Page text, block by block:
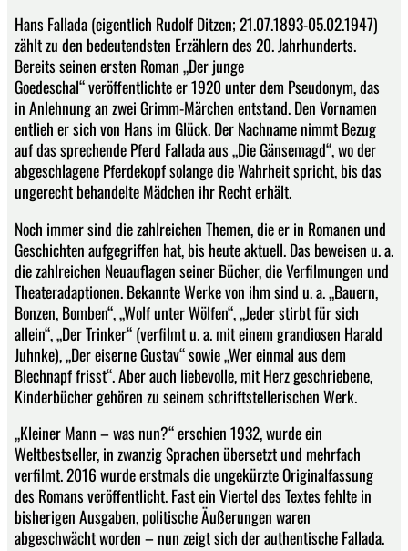
Hans Fallada (eigentlich Rudolf Ditzen; 21.07.1893-05.02.1947)
zählt zu den bedeutendsten Erzählern des 20. Jahrhunderts.
Bereits seinen ersten Roman „Der junge
Goedeschal“ veröffentlichte er 1920 unter dem Pseudonym, das
in Anlehnung an zwei Grimm-Märchen entstand. Den Vornamen
entlieh er sich von Hans im Glück. Der Nachname nimmt Bezug
auf das sprechende Pferd Fallada aus „Die Gänsemagd“, wo der
abgeschlagene Pferdekopf solange die Wahrheit spricht, bis das
ungerecht behandelte Mädchen ihr Recht erhält.
Noch immer sind die zahlreichen Themen, die er in Romanen und
Geschichten aufgegriffen hat, bis heute aktuell. Das beweisen u. a.
die zahlreichen Neuauflagen seiner Bücher, die Verfilmungen und
Theateradaptionen. Bekannte Werke von ihm sind u. a. „Bauern,
Bonzen, Bomben“, „Wolf unter Wölfen“, „Jeder stirbt für sich
allein“, „Der Trinker“ (verfilmt u. a. mit einem grandiosen Harald
Juhnke), „Der eiserne Gustav“ sowie „Wer einmal aus dem
Blechnapf frisst“. Aber auch liebevolle, mit Herz geschriebene,
Kinderbücher gehören zu seinem schriftstellerischen Werk.
„Kleiner Mann – was nun?“ erschien 1932, wurde ein
Weltbestseller, in zwanzig Sprachen übersetzt und mehrfach
verfilmt. 2016 wurde erstmals die ungekürzte Originalfassung
des Romans veröffentlicht. Fast ein Viertel des Textes fehlte in
bisherigen Ausgaben, politische Äußerungen waren
abgeschwächt worden – nun zeigt sich der authentische Fallada.